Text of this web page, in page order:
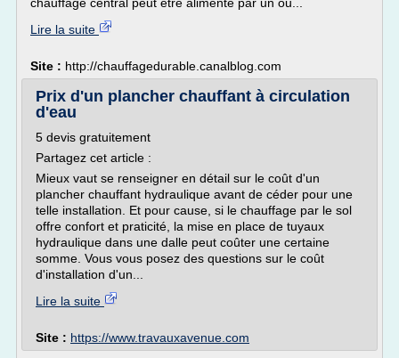
Lire la suite
Site : http://chauffagedurable.canalblog.com
Prix d'un plancher chauffant à circulation
d'eau
5 devis gratuitement
Partagez cet article :
Mieux vaut se renseigner en détail sur le coût d'un
plancher chauffant hydraulique avant de céder pour une
telle installation. Et pour cause, si le chauffage par le sol
offre confort et praticité, la mise en place de tuyaux
hydraulique dans une dalle peut coûter une certaine
somme. Vous vous posez des questions sur le coût
d'installation d'un...
Lire la suite
Site : https://www.travauxavenue.com